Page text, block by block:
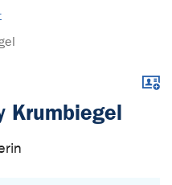
Krumbiegel